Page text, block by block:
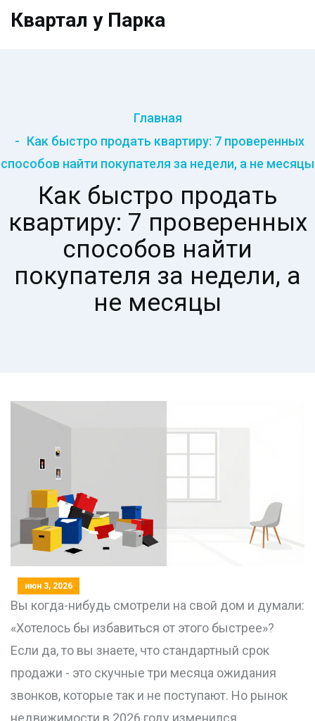
Квартал у Парка
Главная
Как быстро продать квартиру: 7 проверенных
способов найти покупателя за недели, а не месяцы
Как быстро продать
квартиру: 7 проверенных
способов найти
покупателя за недели, а
не месяцы
июн 3, 2026
Вы когда-нибудь смотрели на свой дом и думали:
«Хотелось бы избавиться от этого быстрее»?
Если да, то вы знаете, что стандартный срок
продажи - это скучные три месяца ожидания
звонков, которые так и не поступают. Но рынок
недвижимости в 2026 году изменился.